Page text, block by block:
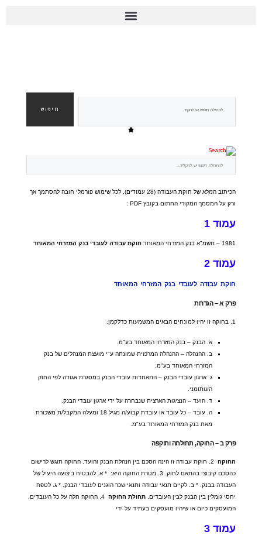
חיפוש
הכיתוב המלא של חוקת העבודה (28 עמודים), לכל שימוש פורמלי חובה להסתמך אך
ורק על המסמך המקורי החתום בקובץ PDF
:
עמוד
1981 – תשמ"א בנק המזרחי המאוחד חוקת עבודה לעובדי בנק המזרחי המאוחד
עמוד
חוקת עבודה לעובדי בנק המזרחי המאוחד
פרק א–הגדרות
1. בחוקה זו יהיו למונחים הבאים המשמעות כדלקמן:
א הבנק – בנק המזרחי המאוחד בע"מ
ב ההנהלה – ההנהלה המרכזית שמונתה ע"י מועצת המנהלים של בנק
המזרחי המאוחד בע"מ
ג ארגון עובדי הבנק – התאחדות עובדי הבנק במסגרת אגודה לפי החוק
העותומני
ד הועד – הנציגות הארצית שנבחרה על ידי ארגון עובדי הבנק
ה עובד – כל עובד או עובדת קבוע/ה מגיל ומעלה המקבל/ת משכורת
מאת בנק המזרחי המאוחד בע"מ
פרק ב–החוקה, תחולתה ותוקפה
החוקה 2. חוקת עבודה זו הינה הסכם בין הנהלת הבנק והועד החוקה תוגש לרישום
כהסכם קיבוצי בהתאם לחוק
מטרת החוקה היא:
* א להבטיח ביצועה היעיל של
העבודה בבנק . * ב לקיים תנאי עבודה ותנאי שכר הוגנים לעובדי הבנק . * ג לטפח
יחסי גומלין בין הבנק לבין העובדים תחולת החוקה 4. החוקה חלה על כל העובדים
המועסקים כיום או שיהיו מועסקים בעתיד על ידי
עמוד